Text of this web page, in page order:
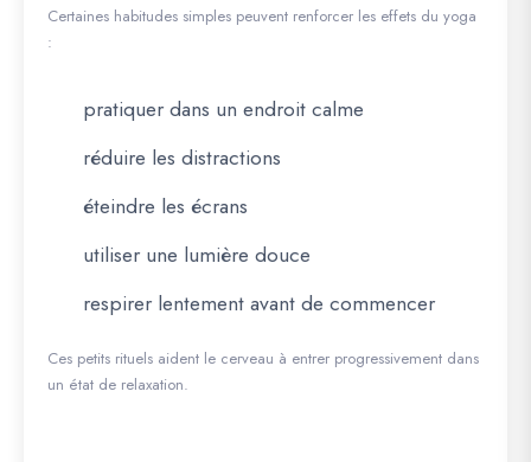
Certaines habitudes simples peuvent renforcer les effets du yoga
:
pratiquer dans un endroit calme
réduire les distractions
éteindre les écrans
utiliser une lumière douce
respirer lentement avant de commencer
Ces petits rituels aident le cerveau à entrer progressivement dans
un état de relaxation.